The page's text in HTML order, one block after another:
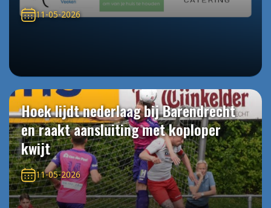
11-05-2026
Hoek lijdt nederlaag bij Barendrecht
en raakt aansluiting met koploper
kwijt
11-05-2026